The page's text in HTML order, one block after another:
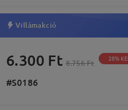
Villámakció
6.300 Ft 8.756 Ft 28%
#S0186